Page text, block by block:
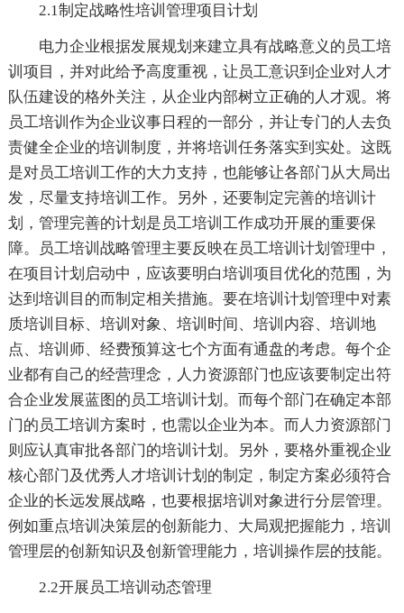
2.1制定战略性培训管理项目计划
电力企业根据发展规划来建立具有战略意义的员工培
训项目，并对此给予高度重视，让员工意识到企业对人才
队伍建设的格外关注，从企业内部树立正确的人才观。将
员工培训作为企业议事日程的一部分，并让专门的人去负
责健全企业的培训制度，并将培训任务落实到实处。这既
是对员工培训工作的大力支持，也能够让各部门从大局出
发，尽量支持培训工作。另外，还要制定完善的培训计
划，管理完善的计划是员工培训工作成功开展的重要保
障。员工培训战略管理主要反映在员工培训计划管理中，
在项目计划启动中，应该要明白培训项目优化的范围，为
达到培训目的而制定相关措施。要在培训计划管理中对素
质培训目标、培训对象、培训时间、培训内容、培训地
点、培训师、经费预算这七个方面有通盘的考虑。每个企
业都有自己的经营理念，人力资源部门也应该要制定出符
合企业发展蓝图的员工培训计划。而每个部门在确定本部
门的员工培训方案时，也需以企业为本。而人力资源部门
则应认真审批各部门的培训计划。另外，要格外重视企业
核心部门及优秀人才培训计划的制定，制定方案必须符合
企业的长远发展战略，也要根据培训对象进行分层管理。
例如重点培训决策层的创新能力、大局观把握能力，培训
管理层的创新知识及创新管理能力，培训操作层的技能。
2.2开展员工培训动态管理